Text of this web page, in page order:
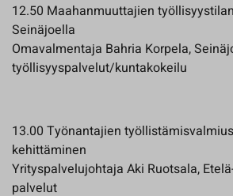
12.50 Maahanmuuttajien
Seinäjoella
Omavalmentaja Bahria Korpela,
työllisyyspalvelut/kuntakokeilu
13.00 Työnantajien
kehittäminen
Yrityspalvelujohtaja Aki Ruotsala,
palvelut